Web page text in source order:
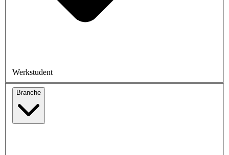
Werkstudent
Branche